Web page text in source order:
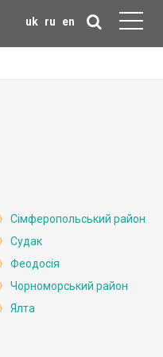
uk ru en
Сімферопольський район
Судак
Феодосія
Чорноморський район
Ялта